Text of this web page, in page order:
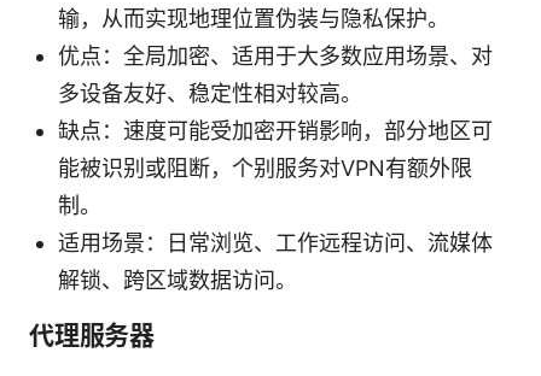
输，从而实现地理位置伪装与隐私保护。
优点：全局加密、适用于大多数应用场景、对
多设备友好、稳定性相对较高。
缺点：速度可能受加密开销影响，部分地区可
能被识别或阻断，个别服务对VPN有额外限
制。
适用场景：日常浏览、工作远程访问、流媒体
解锁、跨区域数据访问。
代理服务器